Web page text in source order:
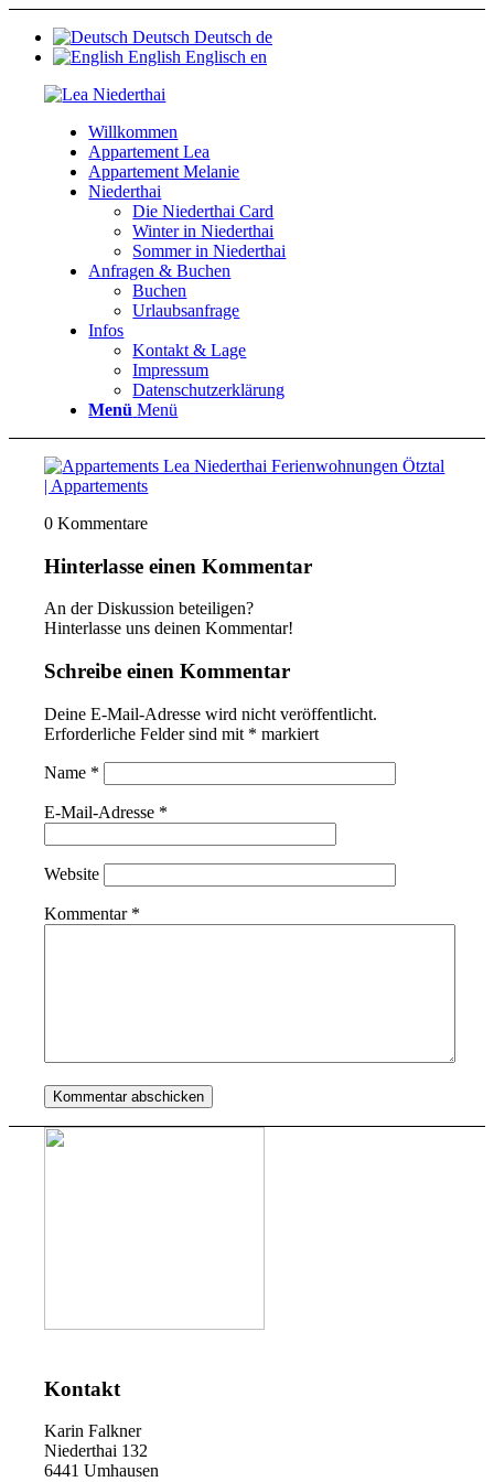
Deutsch Deutsch de
English Englisch en
Willkommen
Appartement Lea
Appartement Melanie
Niederthai
Die Niederthai Card
Winter in Niederthai
Sommer in Niederthai
Anfragen & Buchen
Buchen
Urlaubsanfrage
Infos
Kontakt & Lage
Impressum
Datenschutzerklärung
Menü Menü
0 Kommentare
Hinterlasse einen Kommentar
An der Diskussion beteiligen?
Hinterlasse uns deinen Kommentar!
Schreibe einen Kommentar
Deine E-Mail-Adresse wird nicht veröffentlicht.
Erforderliche Felder sind mit * markiert
Name *
E-Mail-Adresse *
Website
Kommentar *
Kontakt
Karin Falkner
Niederthai 132
6441 Umhausen